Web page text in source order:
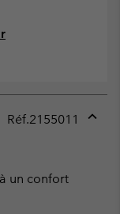
Réf.2155011
un confort